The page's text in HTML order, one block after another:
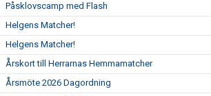
Påsklovscamp med Flash
Helgens Matcher!
Helgens Matcher!
Årskort till Herrarnas Hemmamatcher
Årsmöte 2026 Dagordning